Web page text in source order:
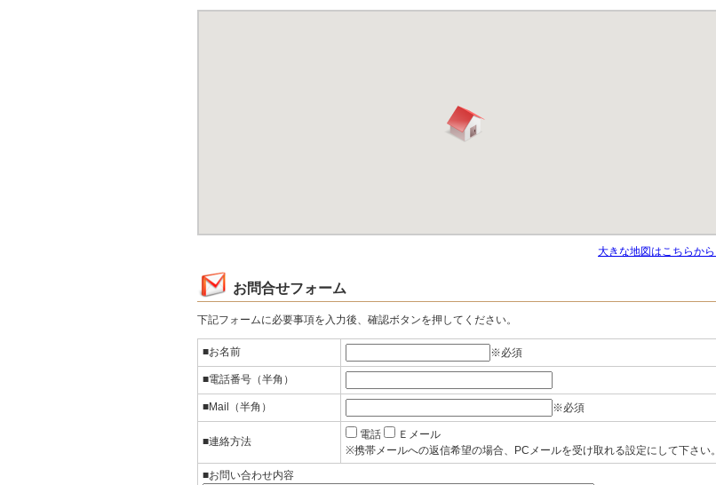
大きな地図はこちらから
お問合せフォーム
下記フォームに必要事項を入力後、確認ボタンを押してください。
■お名前 ※必須
■電話番号（半角）
■Mail（半角） ※必須
■連絡方法
電話
Ｅメール
※携帯メールへの返信希望の場合、PCメールを受け取れる設定にして下さい。
■お問い合わせ内容